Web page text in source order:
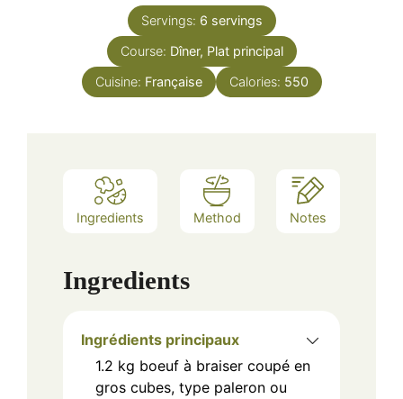
Servings: 6 servings
Course: Dîner, Plat principal
Cuisine: Française Calories: 550
Ingredients Method Notes
Ingredients
Ingrédients principaux
1.2 kg boeuf à braiser coupé en
gros cubes, type paleron ou